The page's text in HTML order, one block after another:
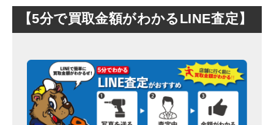
【5分で買取金額がわかるLINE査定】